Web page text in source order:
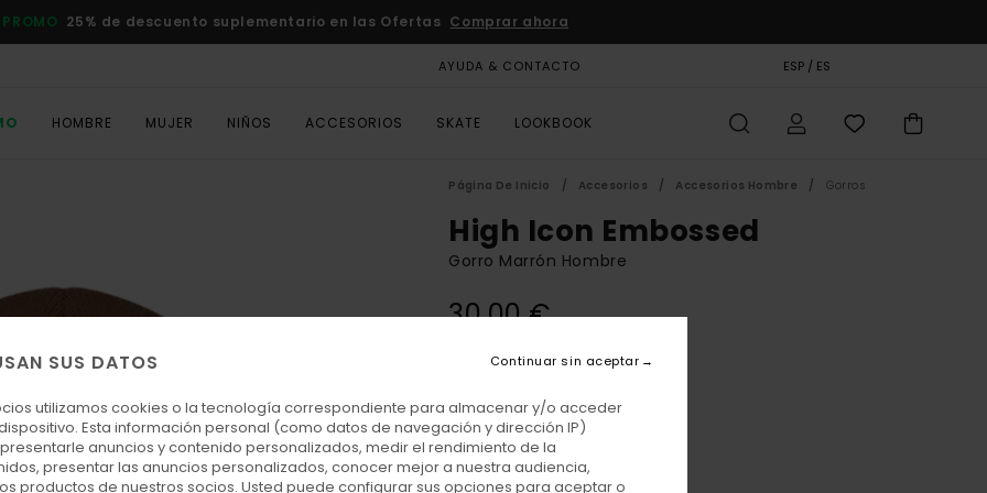
PROMO 25% de descuento suplementario en las Ofertas Comprar ahora
AYUDA & CONTACTO ESP / ES
HOMBRE MUJER NIÑOS ACCESORIOS SKATE LOOKBOOK
Página De Inicio Accesorios Accesorios Hombre Gorros
High Icon Embossed
Gorro Marrón Hombre
30,00 €
SUS DATOS
utilizamos cookies o la tecnología correspondiente para almacenar y/o acceder
Esta información personal (como datos de navegación y dirección IP)
anuncios y contenido personalizados, medir el rendimiento de la
presentar las anuncios personalizados, conocer mejor a nuestra audiencia,
productos de nuestros socios. Usted puede configurar sus opciones para aceptar o
Continuar sin aceptar